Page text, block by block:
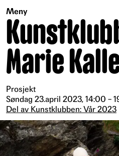
Meny
Marie
Prosjekt
Søndag 23.april 2023, 14:00 –
Del av Kunstklubben: Vår 2023